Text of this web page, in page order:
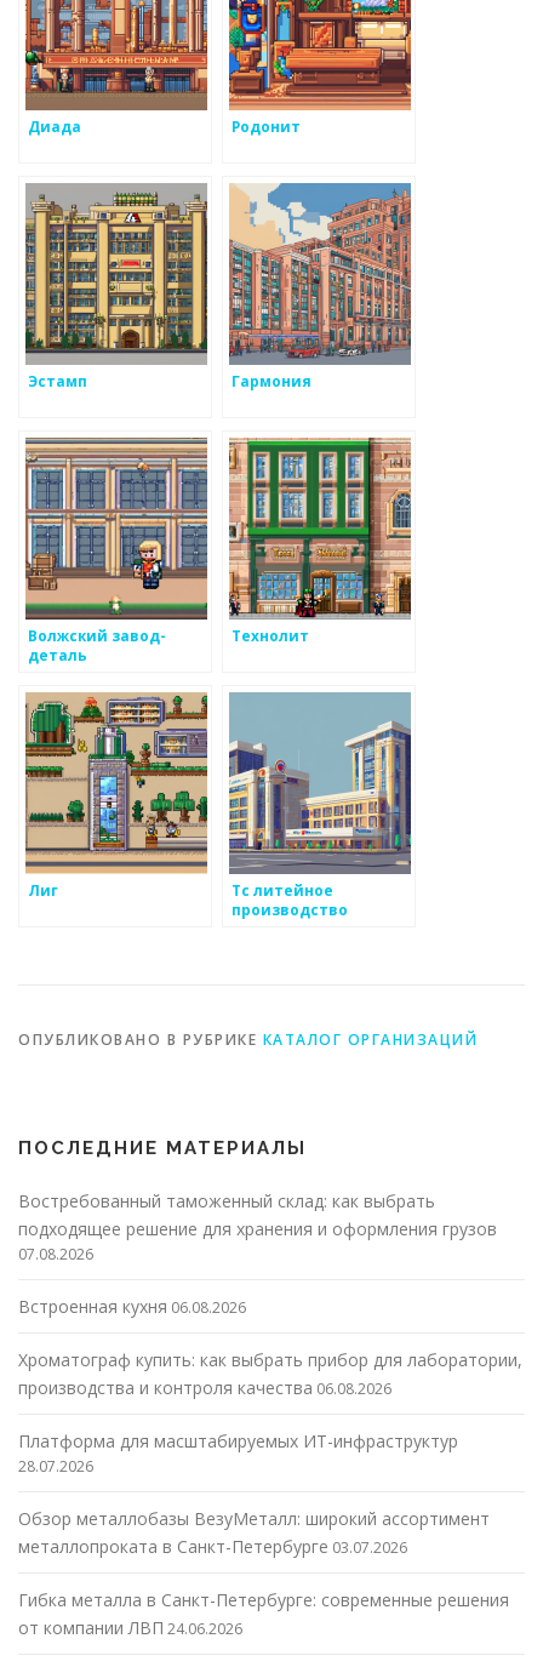
Диада Родонит
Эстамп Гармония
Волжский завод-
деталь
Технолит
Лиг
Тс литейное
производство
ОПУБЛИКОВАНО В РУБРИКЕ КАТАЛОГ ОРГАНИЗАЦИЙ
ПОСЛЕДНИЕ МАТЕРИАЛЫ
Востребованный таможенный склад: как выбрать
подходящее решение для хранения и оформления грузов
07.08.2026
Встроенная кухня 06.08.2026
Хроматограф купить: как выбрать прибор для лаборатории,
производства и контроля качества 06.08.2026
Платформа для масштабируемых ИТ-инфраструктур
28.07.2026
Обзор металлобазы ВезуМеталл: широкий ассортимент
металлопроката в Санкт-Петербурге 03.07.2026
Гибка металла в Санкт-Петербурге: современные решения
от компании ЛВП 24.06.2026